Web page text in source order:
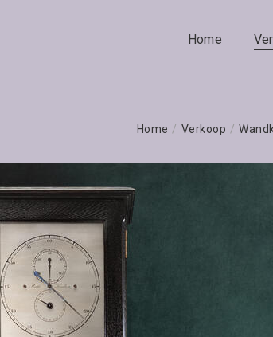
Home
Home / Verkoop /